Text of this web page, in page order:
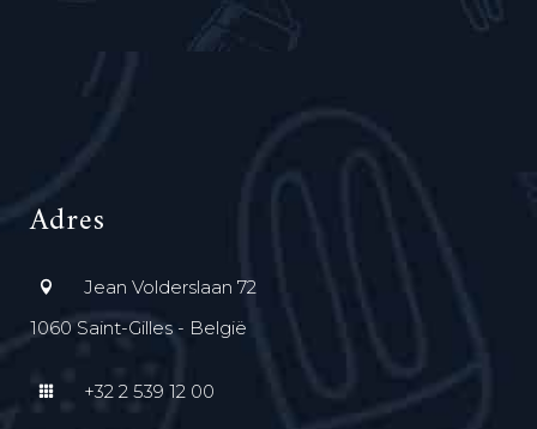
Adres
Jean Volderslaan 72
1060 Saint-Gilles - België
+32 2 539 12 00